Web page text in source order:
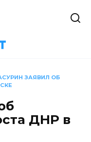
ЗАЯВИЛ ОБ
ДНР в